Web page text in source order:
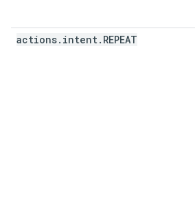
actions. intent . REPEAT